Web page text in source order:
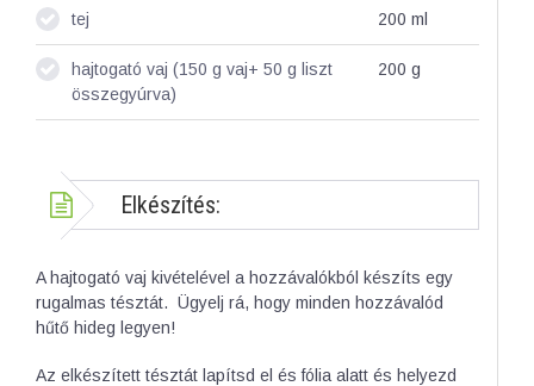
tej 200 ml
hajtogató vaj (150 g vaj+ 50 g liszt
összegyúrva)
200 g
Elkészítés:
A hajtogató vaj kivételével a hozzávalókból készíts egy
rugalmas tésztát. Ügyelj rá, hogy minden hozzávalód
hűtő hideg legyen!
Az elkészített tésztát lapítsd el és fólia alatt és helyezd